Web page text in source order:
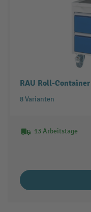
RAU Roll-
8 Varianten
13 Arbeitstage